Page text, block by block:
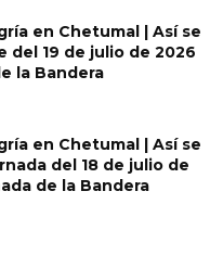
en Chetumal | Así se
del 19 de julio de 2026
la Bandera
en Chetumal | Así se
del 18 de julio de
de la Bandera